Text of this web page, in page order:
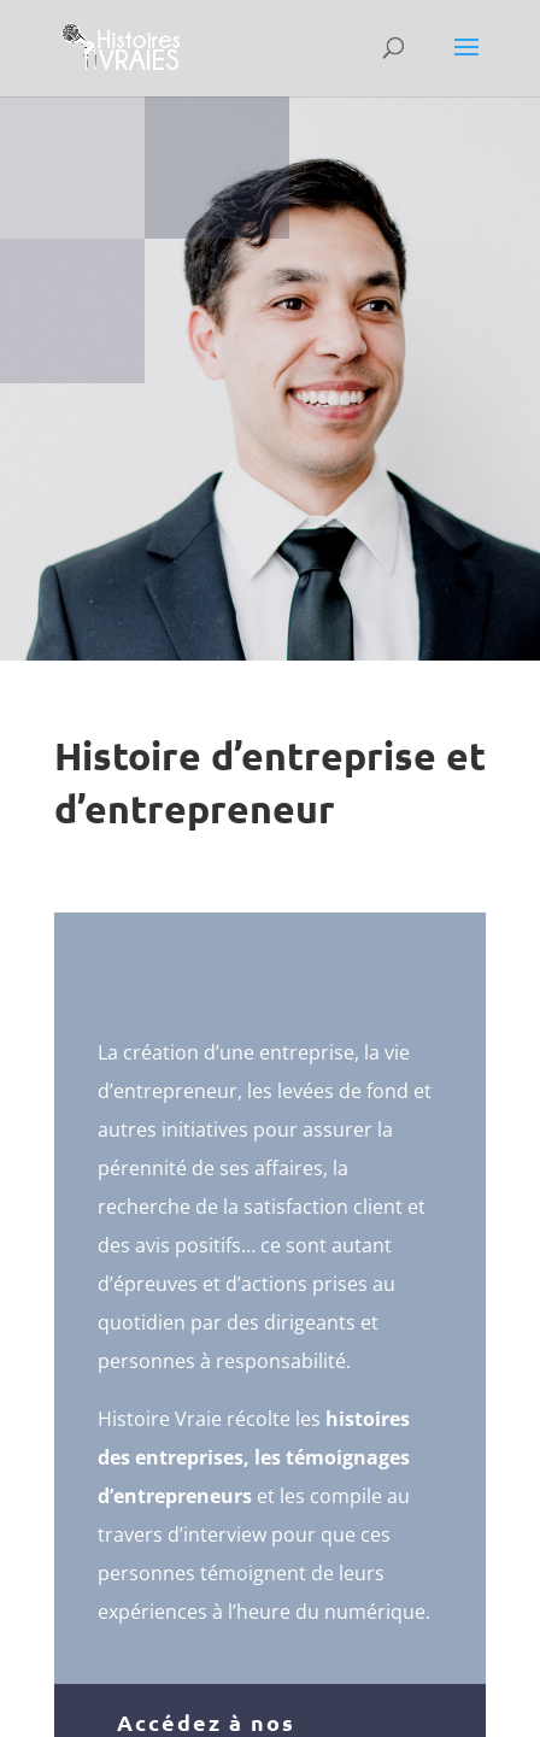
Histoire d’entreprise et
d’entrepreneur
La création d’une entreprise, la vie
d’entrepreneur, les levées de fond et
autres initiatives pour assurer la
pérennité de ses affaires, la
recherche de la satisfaction client et
des avis positifs… ce sont autant
d’épreuves et d’actions prises au
quotidien par des dirigeants et
personnes à responsabilité.
Histoire Vraie récolte les histoires
des entreprises, les témoignages
d’entrepreneurset les compile au
travers d’interview pour que ces
personnes témoignent de leurs
expériences à l’heure du numérique.
Accédez à nos